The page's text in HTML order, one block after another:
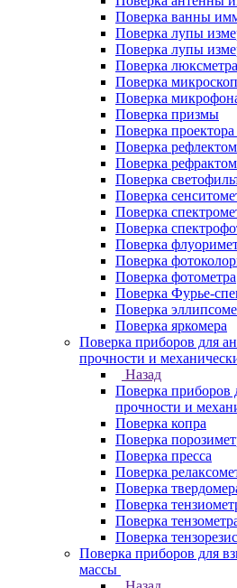
Поверка ванны
Поверка лупы
Поверка лупы
Поверка люксметра
Поверка
Поверка
Поверка призмы
Поверка
Поверка
Поверка
Поверка
Поверка
Поверка
Поверка
Поверка
Поверка
Поверка фотометра
Поверка Фурье-
Поверка
Поверка яркомера
Поверка приборов для
прочности и
Назад
Поверка приборов
прочности и
Поверка копра
Поверка
Поверка пресса
Поверка
Поверка
Поверка
Поверка
Поверка
Поверка приборов для
массы